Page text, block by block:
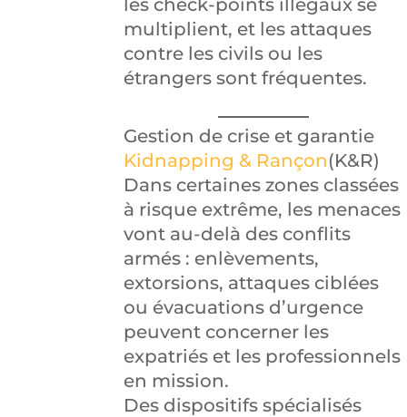
les check-points illégaux se
multiplient, et les attaques
contre les civils ou les
étrangers sont fréquentes.
Gestion de crise et garantie
Kidnapping & Rançon(K&R)
Dans certaines zones classées
à risque extrême, les menaces
vont au-delà des conflits
armés : enlèvements,
extorsions, attaques ciblées
ou évacuations d’urgence
peuvent concerner les
expatriés et les professionnels
en mission.
Des dispositifs spécialisés